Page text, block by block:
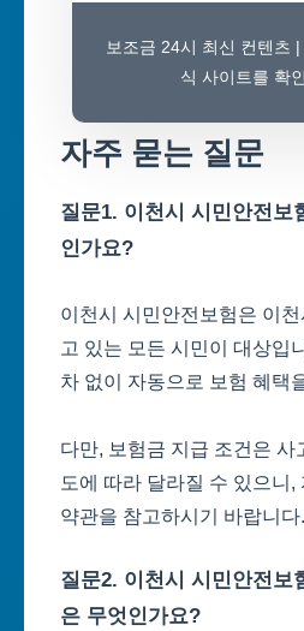
보조금 24시 최신 컨텐츠
식 사이트를 확
자주 묻는 질문
질문1. 이천시 시민안전보
인가요?
이천시 시민안전보험은 이
고 있는 모든 시민이 대상입
차 없이 자동으로 보험 혜택
다만, 보험금 지급 조건은 사
도에 따라 달라질 수 있으니,
약관을 참고하시기 바랍니다.
질문2. 이천시 시민안전보
은 무엇인가요?